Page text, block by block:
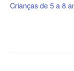
Crianças de 5 a 8